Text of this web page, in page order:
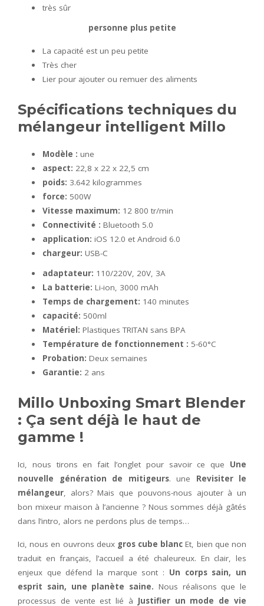
très sûr
personne plus petite
La capacité est un peu petite
Très cher
Lier pour ajouter ou remuer des aliments
Spécifications techniques du
mélangeur intelligent Millo
Modèle : une
aspect: 22,8 x 22 x 22,5 cm
poids: 3.642 kilogrammes
force: 500W
Vitesse maximum: 12 800 tr/min
Connectivité : Bluetooth 5.0
application: iOS 12.0 et Android 6.0
chargeur: USB-C
adaptateur: 110/220V, 20V, 3A
La batterie: Li-ion, 3000 mAh
Temps de chargement: 140 minutes
capacité: 500ml
Matériel: Plastiques TRITAN sans BPA
Température de fonctionnement : 5-60°C
Probation: Deux semaines
Garantie: 2 ans
Millo Unboxing Smart Blender
: Ça sent déjà le haut de
gamme !
Ici, nous tirons en fait l’onglet pour savoir ce que Une
nouvelle génération de mitigeurs. une Revisiter le
mélangeur, alors? Mais que pouvons-nous ajouter à un
bon mixeur maison à l’ancienne ? Nous sommes déjà gâtés
dans l’intro, alors ne perdons plus de temps…
Ici, nous en ouvrons deux gros cube blanc Et, bien que non
traduit en français, l’accueil a été chaleureux. En clair, les
enjeux que défend la marque sont : Un corps sain, un
esprit sain, une planète saine. Nous réalisons que le
processus de vente est lié à Justifier un mode de vie